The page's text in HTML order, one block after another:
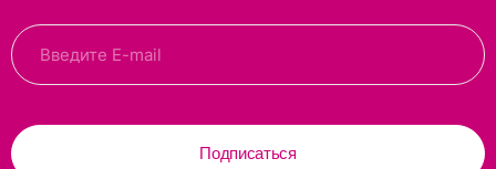
Подписаться